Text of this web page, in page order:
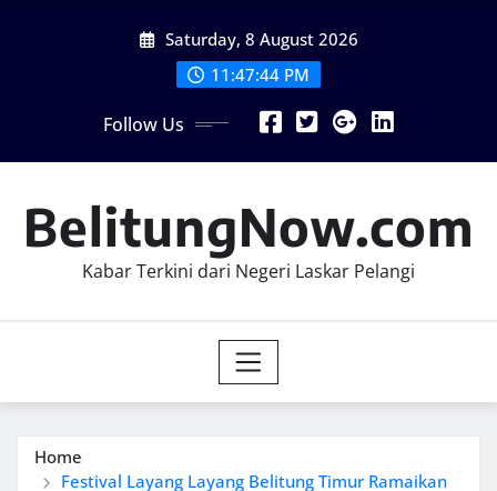
Saturday, 8 August 2026
11:47:45 PM
Follow Us
BelitungNow.com
Kabar Terkini dari Negeri Laskar Pelangi
Home
Festival Layang Layang Belitung Timur Ramaikan